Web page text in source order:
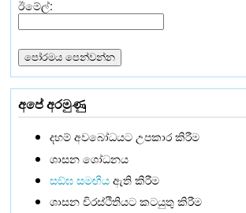
ඊමේල්:
අපේ අරමුණු
දහම් අවබෝධයට උපකාර කිරීම
ශාසන ශෝධනය
සඞ්‌ඝ සමඟියඇති කිරීම
ශාසන චිරස්ථිතියට කටයුතු කිරීම